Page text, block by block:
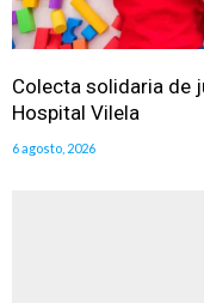
Colecta solidaria de
Hospital Vilela
6 agosto, 2026